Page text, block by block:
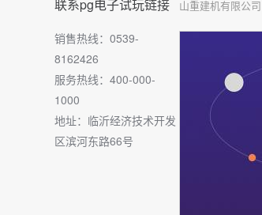
联系pg电子试玩链接
销售热线：0539-
8162426
服务热线：400-000-
1000
地址：临沂经济技术开发
区滨河东路66号
山重建机有限公